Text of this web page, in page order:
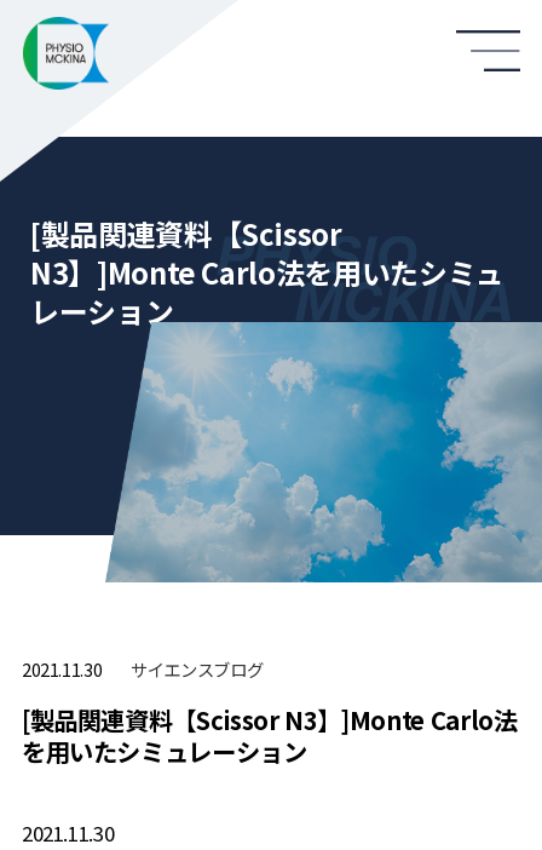
[製品関連資料【Scissor
N3】]Monte Carlo法を用いたシミュ
レーション
2021.11.30 サイエンスブログ
[製品関連資料【Scissor N3】]Monte Carlo法
を用いたシミュレーション
2021.11.30